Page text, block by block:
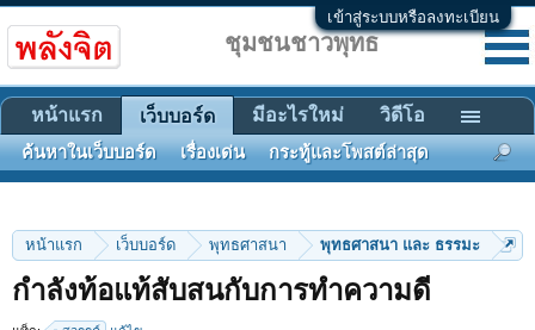
เข้าสู่ระบบหรือลงทะเบียน
หน้าแรก เว็บบอร์ด พุทธศาสนา พุทธศาสนา และ ธรรมะ
กำลังท้อแท้สับสนกับการทำความดี
ชุมชนชาวพุทธ
หน้าแรก เว็บบอร์ด
ค้นหาในเว็บบอร์ด เรื่องเด่น กระทู้และโพสต์ล่าสุด
มีอะไรใหม่ วิดีโอ